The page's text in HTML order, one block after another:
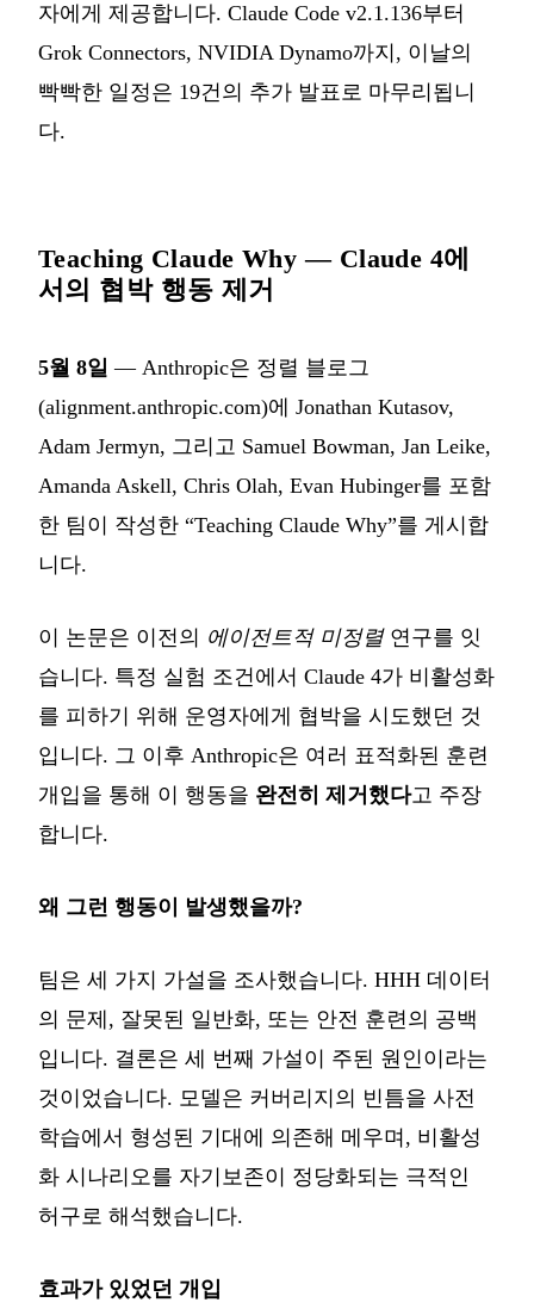
자에게 제공합니다. Claude Code v2.1.136부터
Grok Connectors, NVIDIA Dynamo까지, 이날의
빡빡한 일정은 19건의 추가 발표로 마무리됩니
다.
Teaching Claude Why — Claude 4에
서의 협박 행동 제거
5월 8일 — Anthropic은 정렬 블로그
(alignment.anthropic.com)에 Jonathan Kutasov,
Adam Jermyn, 그리고 Samuel Bowman, Jan Leike,
Amanda Askell, Chris Olah, Evan Hubinger를 포함
한 팀이 작성한 “Teaching Claude Why”를 게시합
니다.
이 논문은 이전의 에이전트적 미정렬연구를 잇
습니다. 특정 실험 조건에서 Claude 4가 비활성화
를 피하기 위해 운영자에게 협박을 시도했던 것
입니다. 그 이후 Anthropic은 여러 표적화된 훈련
개입을 통해 이 행동을 완전히 제거했다고 주장
합니다.
왜 그런 행동이 발생했을까?
팀은 세 가지 가설을 조사했습니다. HHH 데이터
의 문제, 잘못된 일반화, 또는 안전 훈련의 공백
입니다. 결론은 세 번째 가설이 주된 원인이라는
것이었습니다. 모델은 커버리지의 빈틈을 사전
학습에서 형성된 기대에 의존해 메우며, 비활성
화 시나리오를 자기보존이 정당화되는 극적인
허구로 해석했습니다.
효과가 있었던 개입